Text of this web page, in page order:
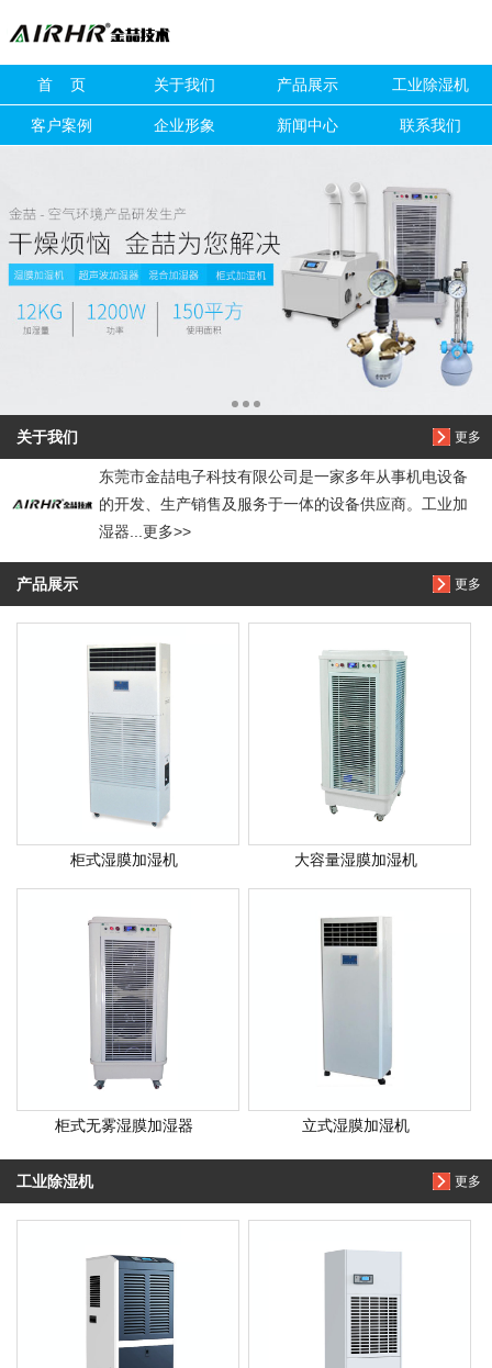
首 页 关于我们 产品展示 工业除湿机
客户案例 企业形象 新闻中心 联系我们
更多
关于我们
东莞市金喆电子科技有限公司是一家多年从事机电设备
的开发、生产销售及服务于一体的设备供应商。工业加
湿器...更多>>
更多
产品展示
柜式湿膜加湿机 大容量湿膜加湿机
柜式无雾湿膜加湿器 立式湿膜加湿机
更多
工业除湿机
信息搜索
搜索